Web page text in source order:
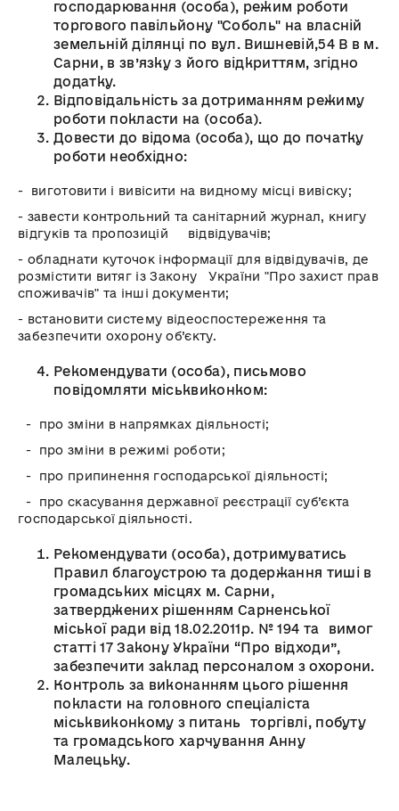
господарювання (особа), режим роботи
торгового павільйону "Соболь" на власній
земельній ділянці по вул. Вишневій,54 В в м.
Сарни, в зв’язку з його відкриттям, згідно
додатку.
Відповідальність за дотриманням режиму
роботи покласти на (особа).
Довести до відома (особа), що до початку
роботи необхідно:
- виготовити і вивісити на видному місці вивіску;
- завести контрольний та санітарний журнал, книгу
відгуків та пропозицій відвідувачів;
- обладнати куточок інформації для відвідувачів, де
розмістити витяг із Закону України "Про захист прав
споживачів" та інші документи;
- встановити систему відеоспостереження та
забезпечити охорону об’єкту.
Рекомендувати (особа), письмово
повідомляти міськвиконком:
- про зміни в напрямках діяльності;
- про зміни в режимі роботи;
- про припинення господарської діяльності;
- про скасування державної реєстрації суб’єкта
господарської діяльності.
Рекомендувати (особа), дотримуватись
Правил благоустрою та додержання тиші в
громадських місцях м. Сарни,
затверджених рішенням Сарненської
міської ради від 18.02.2011р. № 194 та вимог
статті 17 Закону України “Про відходи”,
забезпечити заклад персоналом з охорони.
Контроль за виконанням цього рішення
покласти на головного спеціаліста
міськвиконкому з питань торгівлі, побуту
та громадського харчування Анну
Малецьку.